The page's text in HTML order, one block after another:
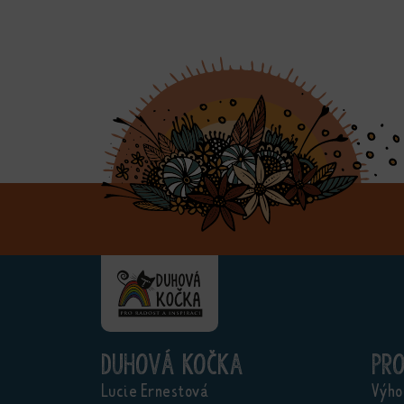
Duhová kočka
Lucie Ernestová